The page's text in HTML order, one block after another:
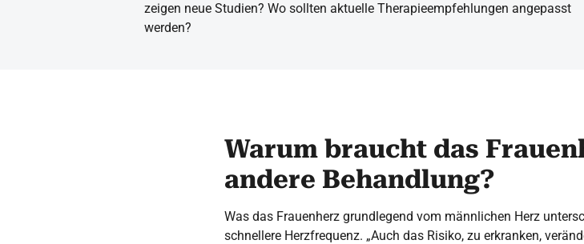
zeigen neue Studien? Wo sollten aktuelle Therapieempfehlungen angepasst
werden?
Warum braucht das
andere Behandlung?
Was das Frauenherz grundlegend vom männlichen Herz
schnellere Herzfrequenz. „Auch das Risiko, zu erkranken,